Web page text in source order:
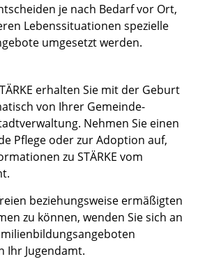
je nach Bedarf vor Ort,
Lebenssituationen spezielle
umgesetzt werden.
erhalten Sie mit der Geburt
von Ihrer Gemeinde-
Nehmen Sie einen
Pflege oder zur Adoption auf,
zu STÄRKE vom
beziehungsweise ermäßigten
zu können, wenden Sie sich an
Ihr Jugendamt.